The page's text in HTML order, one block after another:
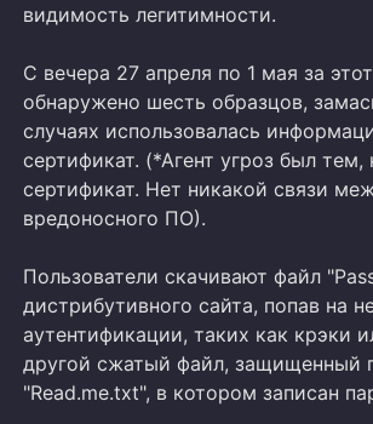
видимость легитимности.
С вечера 27 апреля по 1 мая за
обнаружено шесть образцов,
случаях использовалась
сертификат. (*Агент угроз был
сертификат. Нет никакой связи
вредоносного ПО).
Пользователи скачивают файл
дистрибутивного сайта, попав на
аутентификации, таких как крэки
другой сжатый файл, защищенный
"Read.me.txt", в котором записан